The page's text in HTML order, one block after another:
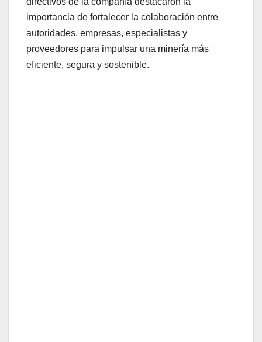
importancia de fortalecer la colaboración entre
autoridades, empresas, especialistas y
proveedores para impulsar una minería más
eficiente, segura y sostenible.